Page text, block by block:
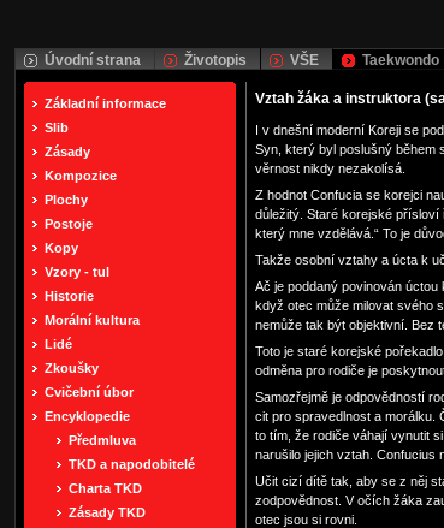
Úvodní strana Životopis VŠE Taekwondo
Základní informace
Slib
Zásady
Kompozice
Plochy
Postoje
Kopy
Vzory - tul
Historie
Morální kultura
Lidé
Zkoušky
Cvičební úbor
Encyklopedie
Předmluva
TKD a napodobitelé
Charta TKD
Zásady TKD
Vztah žáka a instruktora
I v dnešní moderní Koreji se
Syn, který byl poslušný během
věrnost nikdy nezakolísá.
Z hodnot Confucia se korejci
důležitý. Staré korejské přísloví
který mne vzdělává.“ To je
Takže osobní vztahy a úcta k
Ač je poddaný povinován úctou
když otec může milovat svého
nemůže tak být objektivní. Bez
Toto je staré korejské
odměna pro rodiče je
Samozřejmě je odpovědností
cit pro spravedlnost a morálku.
to tím, že rodiče váhají vynutit
narušilo jejich vztah. Confucius
Učit cizí dítě tak, aby se z něj
zodpovědnost. V očích žáka
otec jsou si rovni.